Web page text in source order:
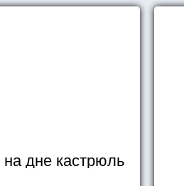
дне кастрюль